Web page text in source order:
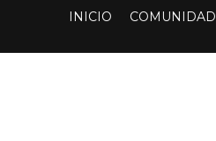
INICIO COMUNIDAD